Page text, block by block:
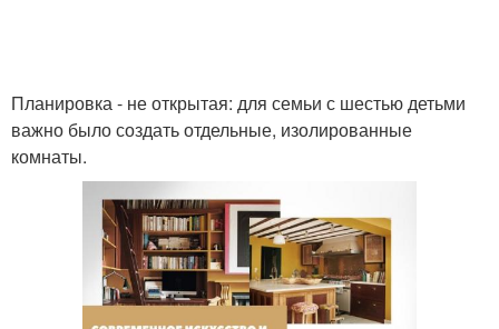
Планировка - не открытая: для семьи с шестью детьми
важно было создать отдельные, изолированные
комнаты.